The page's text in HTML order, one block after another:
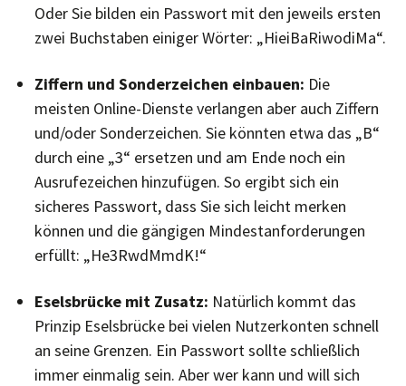
Oder Sie bilden ein Passwort mit den jeweils ersten
zwei Buchstaben einiger Wörter: „HieiBaRiwodiMa“.
Ziffern und Sonderzeichen einbauen: Die
meisten Online-Dienste verlangen aber auch Ziffern
und/oder Sonderzeichen. Sie könnten etwa das „B“
durch eine „3“ ersetzen und am Ende noch ein
Ausrufezeichen hinzufügen. So ergibt sich ein
sicheres Passwort, dass Sie sich leicht merken
können und die gängigen Mindestanforderungen
erfüllt: „He3RwdMmdK!“
Eselsbrücke mit Zusatz: Natürlich kommt das
Prinzip Eselsbrücke bei vielen Nutzerkonten schnell
an seine Grenzen. Ein Passwort sollte schließlich
immer einmalig sein. Aber wer kann und will sich